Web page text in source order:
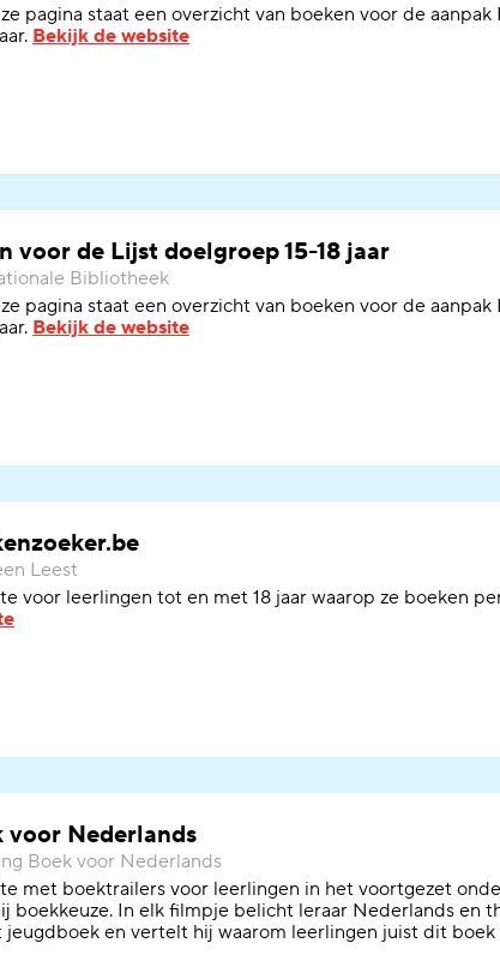
pagina staat een overzicht van boeken voor de aanpak
Bekijk de website
voor de Lijst doelgroep 15-18 jaar
Bibliotheek
pagina staat een overzicht van boeken voor de aanpak
Bekijk de website
Leest
voor leerlingen tot en met 18 jaar waarop ze boeken
voor Nederlands
Boek voor Nederlands
met boektrailers voor leerlingen in het voortgezet
boekkeuze. In elk filmpje belicht leraar Nederlands en
jeugdboek en vertelt hij waarom leerlingen juist dit boek